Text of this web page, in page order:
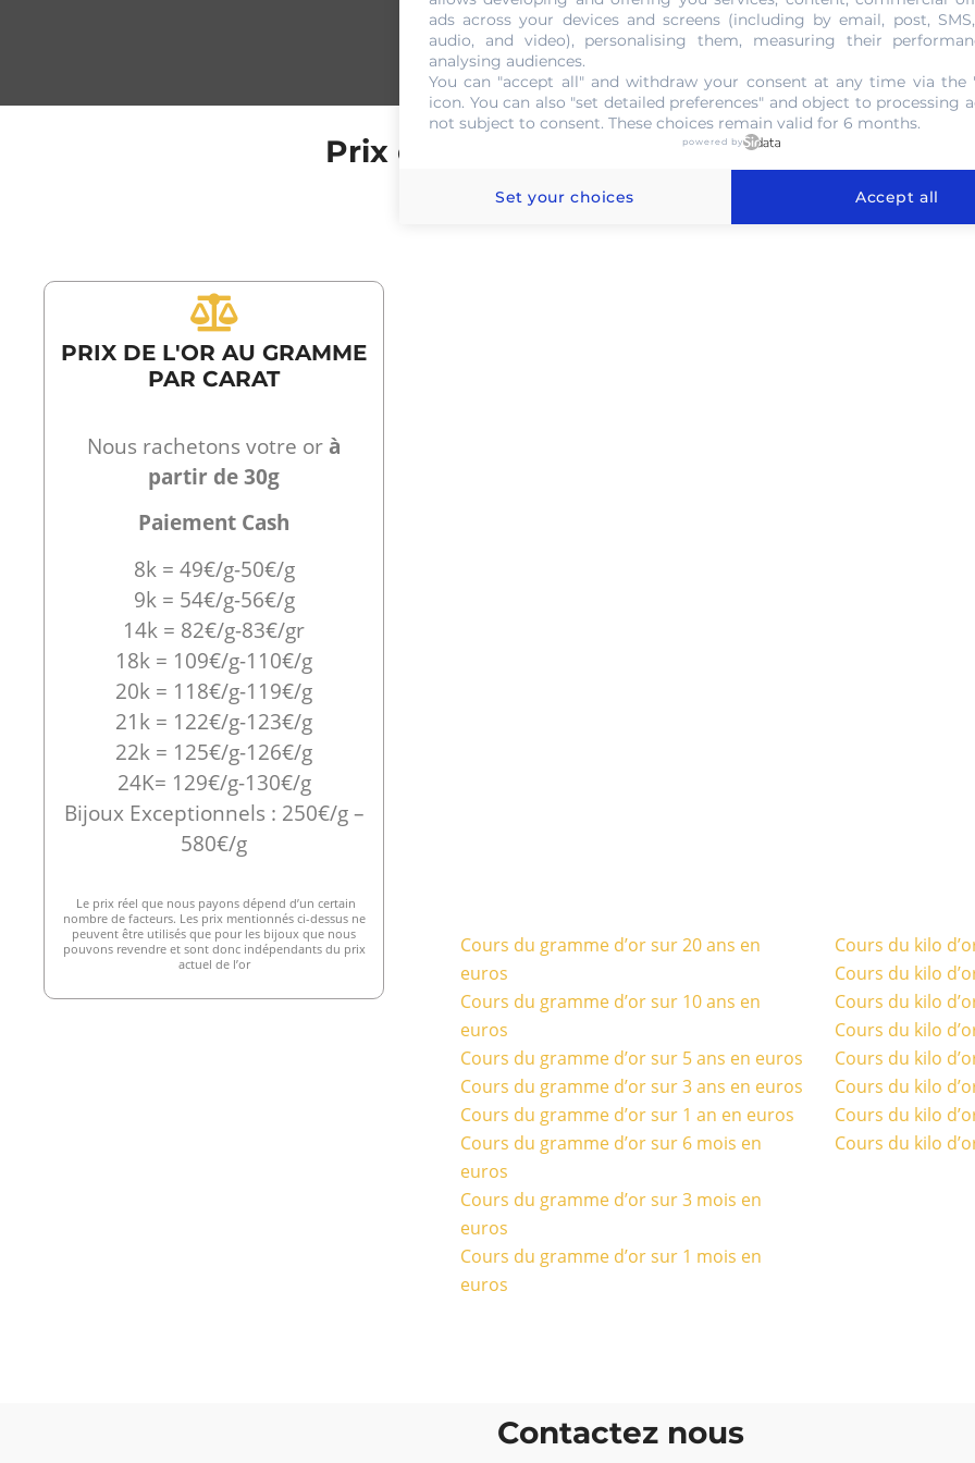
Prix de l'or au gramme à Grimbergen
PRIX DE L'OR AU GRAMME
PAR CARAT
Nous rachetons votre orà
partir de 30g
Paiement Cash
8k = 49€/g-50€/g
9k = 54€/g-56€/g
14k = 82€/g-83€/gr
18k = 109€/g-110€/g
20k = 118€/g-119€/g
21k = 122€/g-123€/g
22k = 125€/g-126€/g
24K= 129€/g-130€/g
Bijoux Exceptionnels : 250€/g –
580€/g
Le prix réel que nous payons dépend d’un certain
nombre de facteurs. Les prix mentionnés ci-dessus ne
peuvent être utilisés que pour les bijoux que nous
pouvons revendre et sont donc indépendants du prix
actuel de l’or
Cours du gramme d’or sur 20 ans en
euros
Cours du gramme d’or sur 10 ans en
euros
Cours du gramme d’or sur 5 ans en euros
Cours du gramme d’or sur 3 ans en euros
Cours du gramme d’or sur 1 an en euros
Cours du gramme d’or sur 6 mois en
euros
Cours du gramme d’or sur 3 mois en
euros
Cours du gramme d’or sur 1 mois en
euros
Cours du kilo
Cours du kilo
Cours du kilo
Cours du kilo
Cours du kilo
Cours du kilo
Cours du kilo
Cours du kilo
Contactez nous
ads across your devices and screens (including by email, post,
audio, and video), personalising them, measuring their
analysing audiences.
You can "accept all" and withdraw your consent at any time via the
icon. You can also "set detailed preferences" and object to processing
not subject to consent. These choices remain valid for 6 months.
powered by
Set your choices Accept all